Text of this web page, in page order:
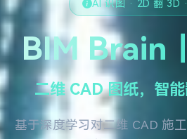
AI 识图 · 2D 翻 3D
BIM Brain
二维 CAD 图纸，智
基于深度学习对二维 CAD 施